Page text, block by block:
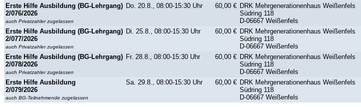
Erste Hilfe Ausbildung (BG-Lehrgang)
2/076/2026
auch Privatzahler zugelassen
Do. 20.8., 08:00-15:30 Uhr 60,00 € DRK Mehrgenerationenhaus Weißenfels
Südring 118
D-06667 Weißenfels
Erste Hilfe Ausbildung (BG-Lehrgang)
2/077/2026
auch Privatzahler zugelassen
Di. 25.8., 08:00-15:30 Uhr 60,00 € DRK Mehrgenerationenhaus Weißenfels
Südring 118
D-06667 Weißenfels
Erste Hilfe Ausbildung (BG-Lehrgang)
2/078/2026
auch Privatzahler zugelassen
Fr. 28.8., 08:00-15:30 Uhr 60,00 € DRK Mehrgenerationenhaus Weißenfels
Südring 118
D-06667 Weißenfels
Erste Hilfe Ausbildung
2/079/2026
auch BG-Teilnehmende zugelassen
Sa. 29.8., 08:00-15:30 Uhr 60,00 € DRK Mehrgenerationenhaus Weißenfels
Südring 118
D-06667 Weißenfels